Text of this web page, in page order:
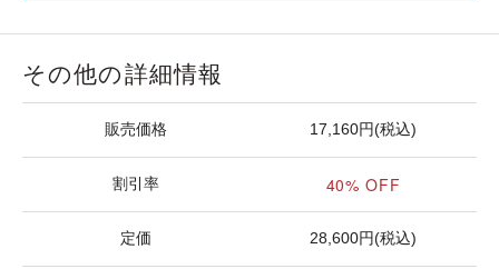
その他の詳細情報
販売価格 17,160円(税込)
割引率 40% OFF
定価 28,600円(税込)